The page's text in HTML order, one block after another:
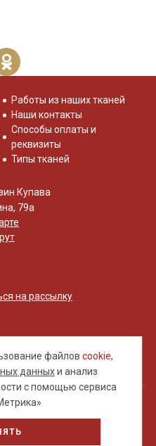
файловcookie,
данныхи анализ
с помощью сервиса
Работы из наших тканей
Наши контакты
Способы оплаты и
реквизиты
Типы тканей
Купава
79а
на рассылку
данных